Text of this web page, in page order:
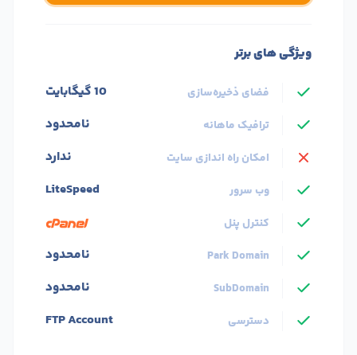
ویژگی های برتر
فضای ذخیره‌سازی 10 گیگابایت
ترافیک ماهانه نامحدود
امکان راه اندازی سایت ندارد
وب سرور LiteSpeed
کنترل پنل
Park Domain
نامحدود
SubDomain نامحدود
دسترسی FTP Account